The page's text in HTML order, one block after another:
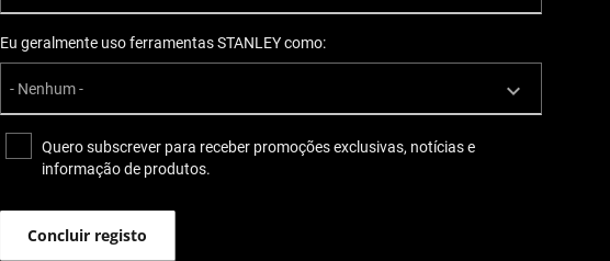
Eu geralmente uso ferramentas STANLEY como:
Quero subscrever para receber promoções exclusivas, notícias e
informação de produtos.